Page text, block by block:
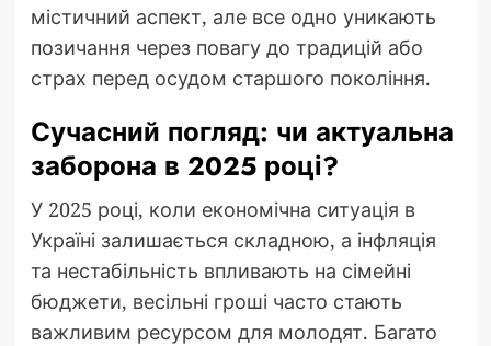
містичний аспект, але все одно уникають
позичання через повагу до традицій або
страх перед осудом старшого покоління.
Сучасний погляд: чи актуальна
заборона в 2025 році?
У 2025 році, коли економічна ситуація в
Україні залишається складною, а інфляція
та нестабільність впливають на сімейні
бюджети, весільні гроші часто стають
важливим ресурсом для молодят. Багато